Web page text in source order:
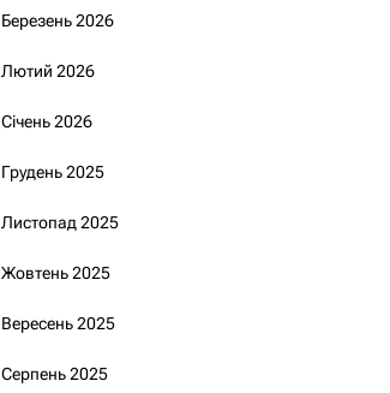
Березень 2026
Лютий 2026
Січень 2026
Грудень 2025
Листопад 2025
Жовтень 2025
Вересень 2025
Серпень 2025